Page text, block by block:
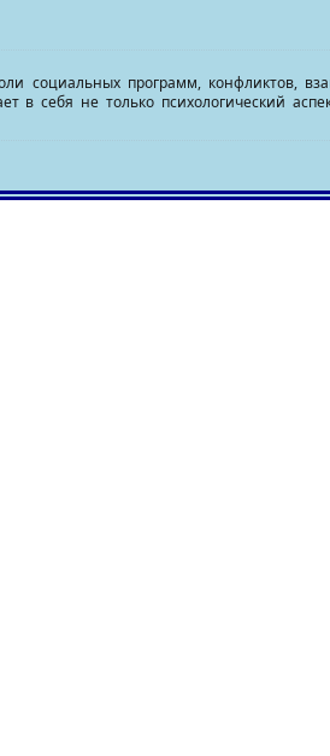
социальных программ, конфликтов,
в себя не только психологический